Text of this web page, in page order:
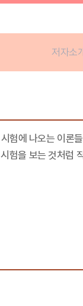
저자소
에 나오는 이론
을 보는 것처럼